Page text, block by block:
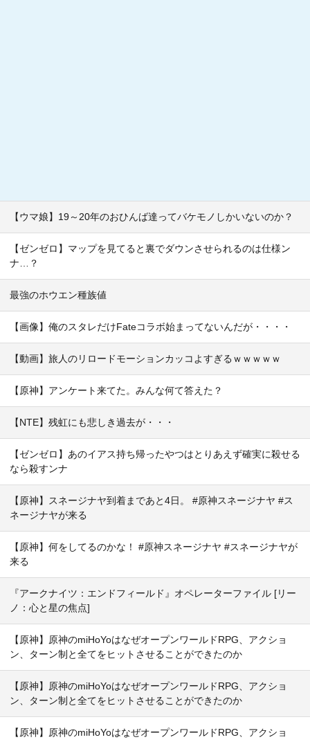
【ウマ娘】19～20年のおひんば達ってバケモノしかいないのか？
【ゼンゼロ】マップを見てると裏でダウンさせられるのは仕様ン
ナ…？
最強のホウエン種族値
【画像】俺のスタレだけFateコラボ始まってないんだが・・・・
【動画】旅人のリロードモーションカッコよすぎるｗｗｗｗｗ
【原神】アンケート来てた。みんな何て答えた？
【NTE】残虹にも悲しき過去が・・・
【ゼンゼロ】あのイアス持ち帰ったやつはとりあえず確実に殺せる
なら殺すンナ
【原神】スネージナヤ到着まであと4日。 #原神スネージナヤ #ス
ネージナヤが来る
【原神】何をしてるのかな！ #原神スネージナヤ #スネージナヤが
来る
『アークナイツ：エンドフィールド』オペレーターファイル [リー
ノ：心と星の焦点]
【原神】原神のmiHoYoはなぜオープンワールドRPG、アクショ
ン、ターン制と全てをヒットさせることができたのか
【原神】原神のmiHoYoはなぜオープンワールドRPG、アクショ
ン、ターン制と全てをヒットさせることができたのか
【原神】原神のmiHoYoはなぜオープンワールドRPG、アクショ